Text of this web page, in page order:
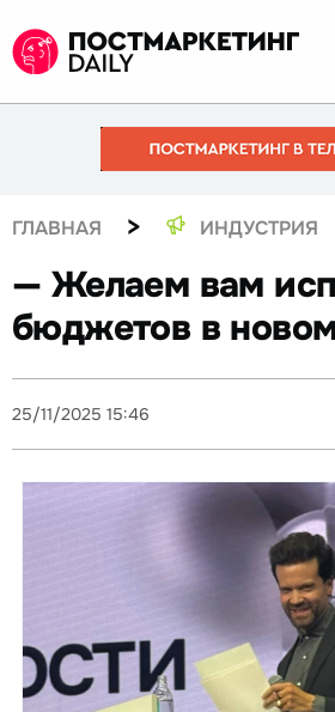
ГЛАВНАЯ > ИНДУСТРИЯ
— Желаем вам
бюджетов в
25/11/2025 15:46